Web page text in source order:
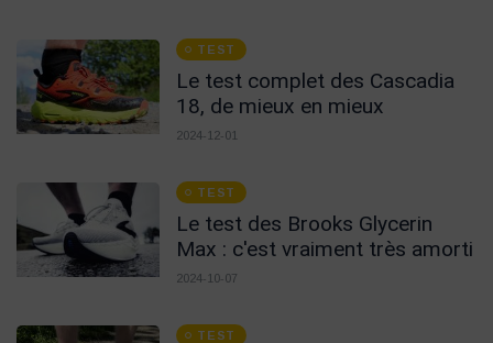
TEST
Le test complet des Cascadia
18, de mieux en mieux
2024-12-01
TEST
Le test des Brooks Glycerin
Max : c'est vraiment très amorti
2024-10-07
TEST